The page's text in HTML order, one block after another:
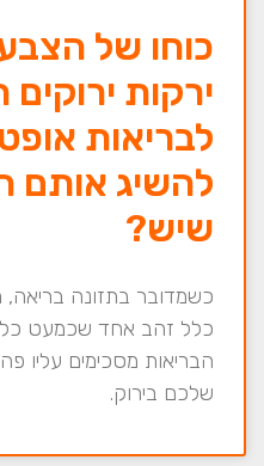
כוחו של
ירקות
לבריאות
להשיג אותם
שיש?
כשמדובר בתזונה בריאה,
כלל זהב אחד שכמעט כל
הבריאות מסכימים עליו
שלכם בירוק.